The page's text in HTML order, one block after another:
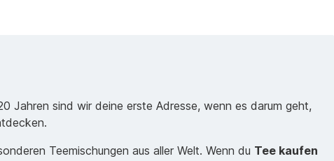
Jahren sind wir deine erste Adresse, wenn es darum geht,
Teemischungen aus aller Welt. Wenn du Tee kaufen